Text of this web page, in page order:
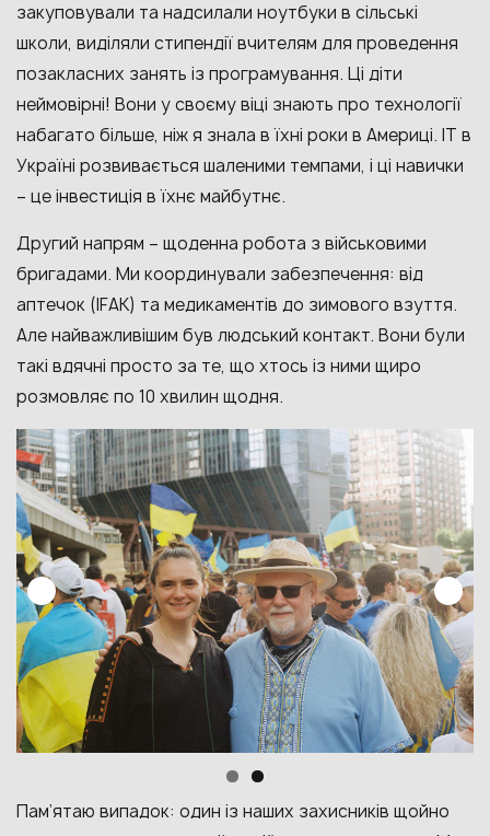
закуповували та надсилали ноутбуки в сільські
школи, виділяли стипендії вчителям для проведення
позакласних занять із програмування. Ці діти
неймовірні! Вони у своєму віці знають про технології
набагато більше, ніж я знала в їхні роки в Америці. ІТ в
Україні розвивається шаленими темпами, і ці навички
– це інвестиція в їхнє майбутнє.
Другий напрям – щоденна робота з військовими
бригадами. Ми координували забезпечення: від
аптечок (IFAK) та медикаментів до зимового взуття.
Але найважливішим був людський контакт. Вони були
такі вдячні просто за те, що хтось із ними щиро
розмовляє по 10 хвилин щодня.
Пам’ятаю випадок: один із наших захисників щойно